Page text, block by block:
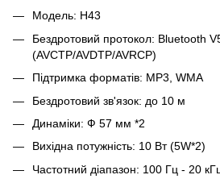
Модель: H43
Бездротовий протокол: Bluetooth
(AVCTP/AVDTP/AVRCP)
Підтримка форматів: MP3, WMA
Бездротовий зв'язок: до 10 м
Динаміки: Ф 57 мм *2
Вихідна потужність: 10 Вт (5W*2)
Частотний діапазон: 100 Гц - 20